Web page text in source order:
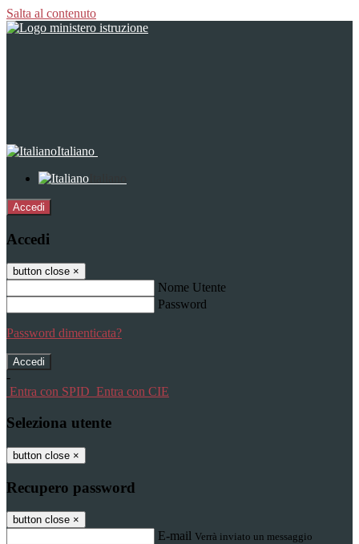
Salta al contenuto
Italiano
Accedi
Accedi
button close ×
Nome Utente
Password
Password dimenticata?
-
Entra con SPID Entra con CIE
Seleziona utente
button close ×
Recupero password
button close ×
E-mail Verrà inviato un messaggio